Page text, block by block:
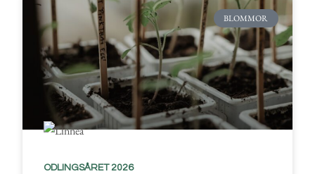
BLOMMOR
ODLINGSÅRET 2026